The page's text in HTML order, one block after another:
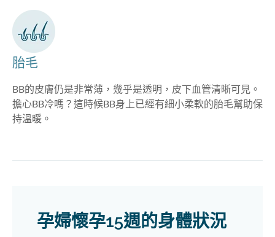
胎毛
BB的皮膚仍是非常薄，幾乎是透明，皮下血管清晰可見。
擔心BB冷嗎？這時候BB身上已經有細小柔軟的胎毛幫助保
持溫暖。
孕婦懷孕15週的身體狀況